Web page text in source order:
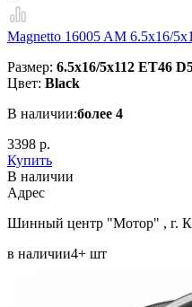
Magnetto 16005 AM 6.5x16/
Размер: 6.5x16/5x112 ET46
Цвет: Black
В наличии:более 4
3398 р.
Купить
В наличии
Aдрес
Шинный центр "Мотор" , г.
в наличии4+ шт